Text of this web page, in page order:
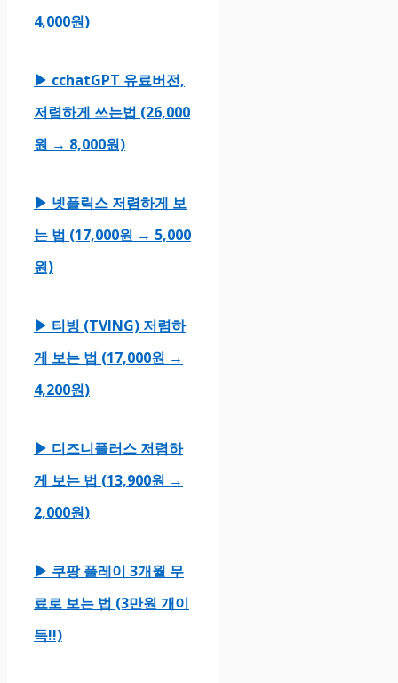
4,000원)
▶ cchatGPT 유료버전,
저렴하게 쓰는법 (26,000
원 → 8,000원)
▶ 넷플릭스 저렴하게 보
는 법 (17,000원 → 5,000
원)
▶ 티빙 (TVING) 저렴하
게 보는 법 (17,000원 →
4,200원)
▶ 디즈니플러스 저렴하
게 보는 법 (13,900원 →
2,000원)
▶ 쿠팡 플레이 3개월 무
료로 보는 법 (3만원 개이
득!!)